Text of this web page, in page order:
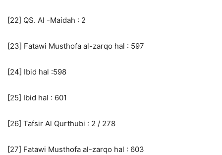
[22] QS. Al -Maidah : 2
[23] Fatawi Musthofa al-zarqo hal : 597
[24] Ibid hal :598
[25] Ibid hal : 601
[26] Tafsir Al Qurthubi : 2 / 278
[27] Fatawi Musthofa al-zarqo hal : 603